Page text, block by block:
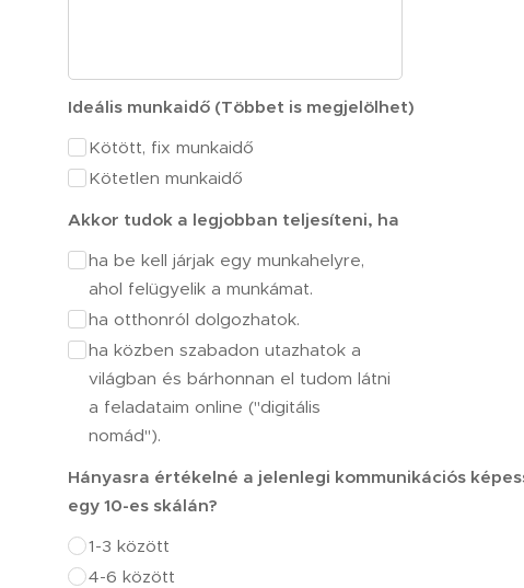
Ideális munkaidő (Többet is megjelölhet)
Kötött, fix munkaidő
Kötetlen munkaidő
Akkor tudok a legjobban teljesíteni, ha
ha be kell járjak egy munkahelyre,
ahol felügyelik a munkámat.
ha otthonról dolgozhatok.
ha közben szabadon utazhatok a
világban és bárhonnan el tudom látni
a feladataim online ("digitális
nomád").
Hányasra értékelné a jelenlegi kommunikációs
egy 10-es skálán?
1-3 között
4-6 között